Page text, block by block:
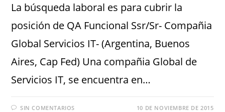
La búsqueda laboral es para cubrir la
posición de QA Funcional Ssr/Sr- Compañia
Global Servicios IT- (Argentina, Buenos
Aires, Cap Fed) Una compañia Global de
Servicios IT, se encuentra en…
SIN COMENTARIOS 10 DE NOVIEMBRE DE 2015